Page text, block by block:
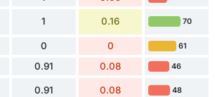
1 0.16 70
0 0 61
0.91 0.08 46
0.91 0.08 48